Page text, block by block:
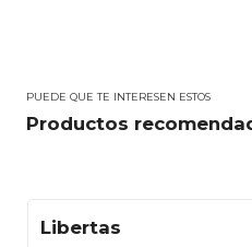
PUEDE QUE TE INTERESEN ESTOS
Productos
Libertas